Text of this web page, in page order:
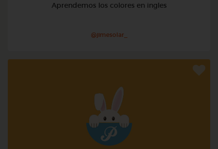
Aprendemos los colores en ingles
@jimesolar_